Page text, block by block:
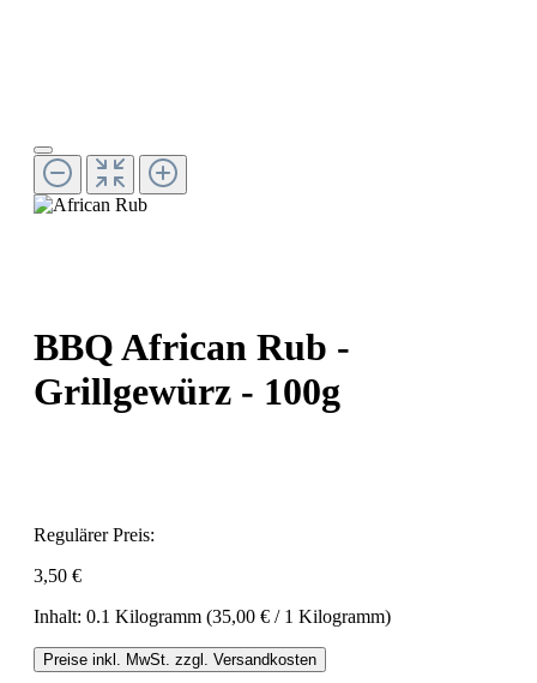
BBQ African Rub -
Grillgewürz - 100g
Regulärer Preis:
3,50 €
Inhalt: 0.1 Kilogramm (35,00 € / 1 Kilogramm)
Preise inkl. MwSt. zzgl. Versandkosten